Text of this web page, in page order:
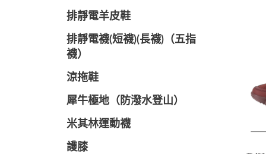
排靜電羊皮鞋
排靜電襪(短襪)(長襪)（五指
襪）
涼拖鞋
犀牛極地（防潑水登山）
米其林運動襪
護膝